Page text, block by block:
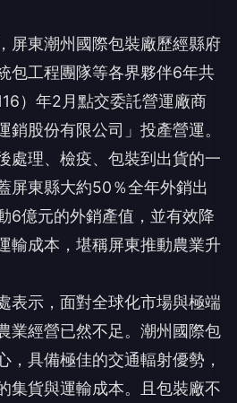
東潮州國際包裝廠歷經縣府
包工程團隊等各界夥伴6年共
）年2月點交委託營運廠商
銷股份有限公司」投產營運。
處理、檢疫、包裝到出貨的一
屏東縣大約50％全年外銷出
6億元的外銷產值，並有效降
輸成本，堪稱屏東推動農業升
示，面對全球化市場與極端
業經營已然不足。潮州國際包
，具備極佳的交通輻射優勢，
集貨與運輸成本。且包裝廠不